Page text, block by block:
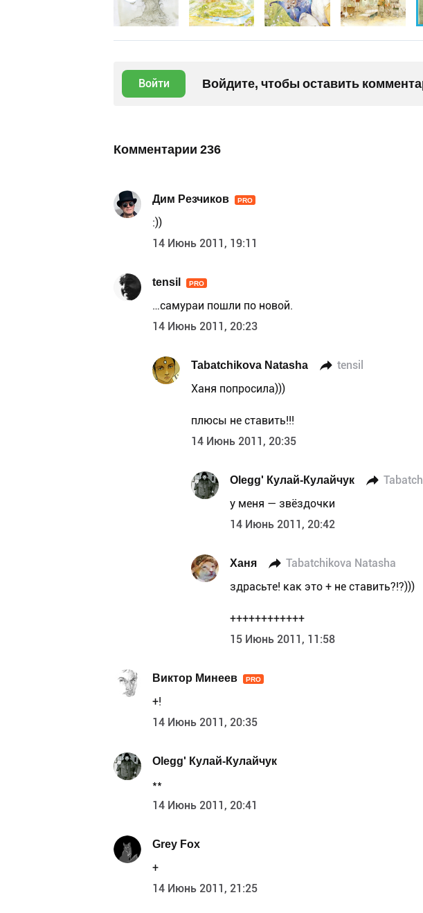
Войти Войдите, чтобы оставить
Комментарии 236
Дим Резчиков PRO
:))
14 Июнь 2011, 19:11
tensil PRO
…самураи пошли по новой.
14 Июнь 2011, 20:23
Tabatchikova Natasha tensil
Ханя попросила)))
плюсы не ставить!!!
14 Июнь 2011, 20:35
Olegg' Кулай-Кулайчук
у меня — звёздочки
14 Июнь 2011, 20:42
Ханя Tabatchikova Natasha
здрасьте! как это + не ставить?!?)))
++++++++++++
15 Июнь 2011, 11:58
Виктор Минеев PRO
+!
14 Июнь 2011, 20:35
Olegg' Кулай-Кулайчук
**
14 Июнь 2011, 20:41
Grey Fox
+
14 Июнь 2011, 21:25